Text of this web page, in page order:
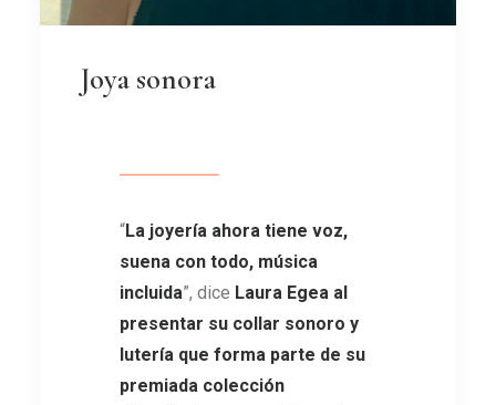
Joya sonora
“La joyería ahora tiene voz,
suena con todo, música
incluida”, dice Laura Egea al
presentar su collar sonoro y
lutería que forma parte de su
premiada colección